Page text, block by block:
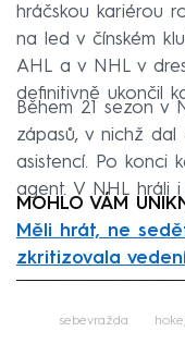
hráčskou kariérou
na led v čínském
AHL a v NHL v
definitivně ukončil
Během 21 sezon v
zápasů, v nichž
asistencí. Po konci
agent. V NHL hráli
MOHLO VÁM
Měli hrát, ne
zkritizovala
sebevražda